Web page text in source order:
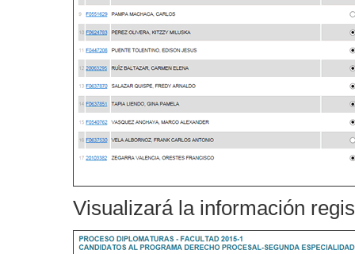
Visualizará la información